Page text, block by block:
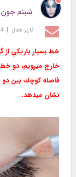
شبنم جون
کاربر فعال |
خط بسيار باريكي
خارج ميرويم، دو
فاصله كوچك بين
نشان ميدهد.